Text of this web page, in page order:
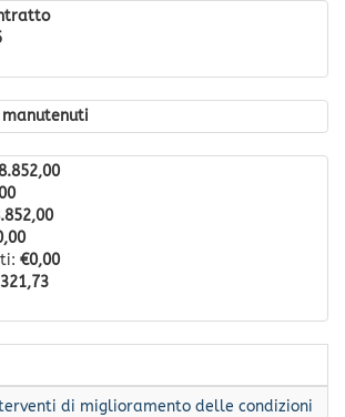
manutenuti
€0,00
di miglioramento delle condizioni